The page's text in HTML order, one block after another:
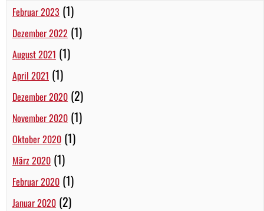
Februar 2023 (1)
Dezember 2022 (1)
August 2021 (1)
April 2021 (1)
Dezember 2020 (2)
November 2020 (1)
Oktober 2020 (1)
März 2020 (1)
Februar 2020 (1)
Januar 2020 (2)